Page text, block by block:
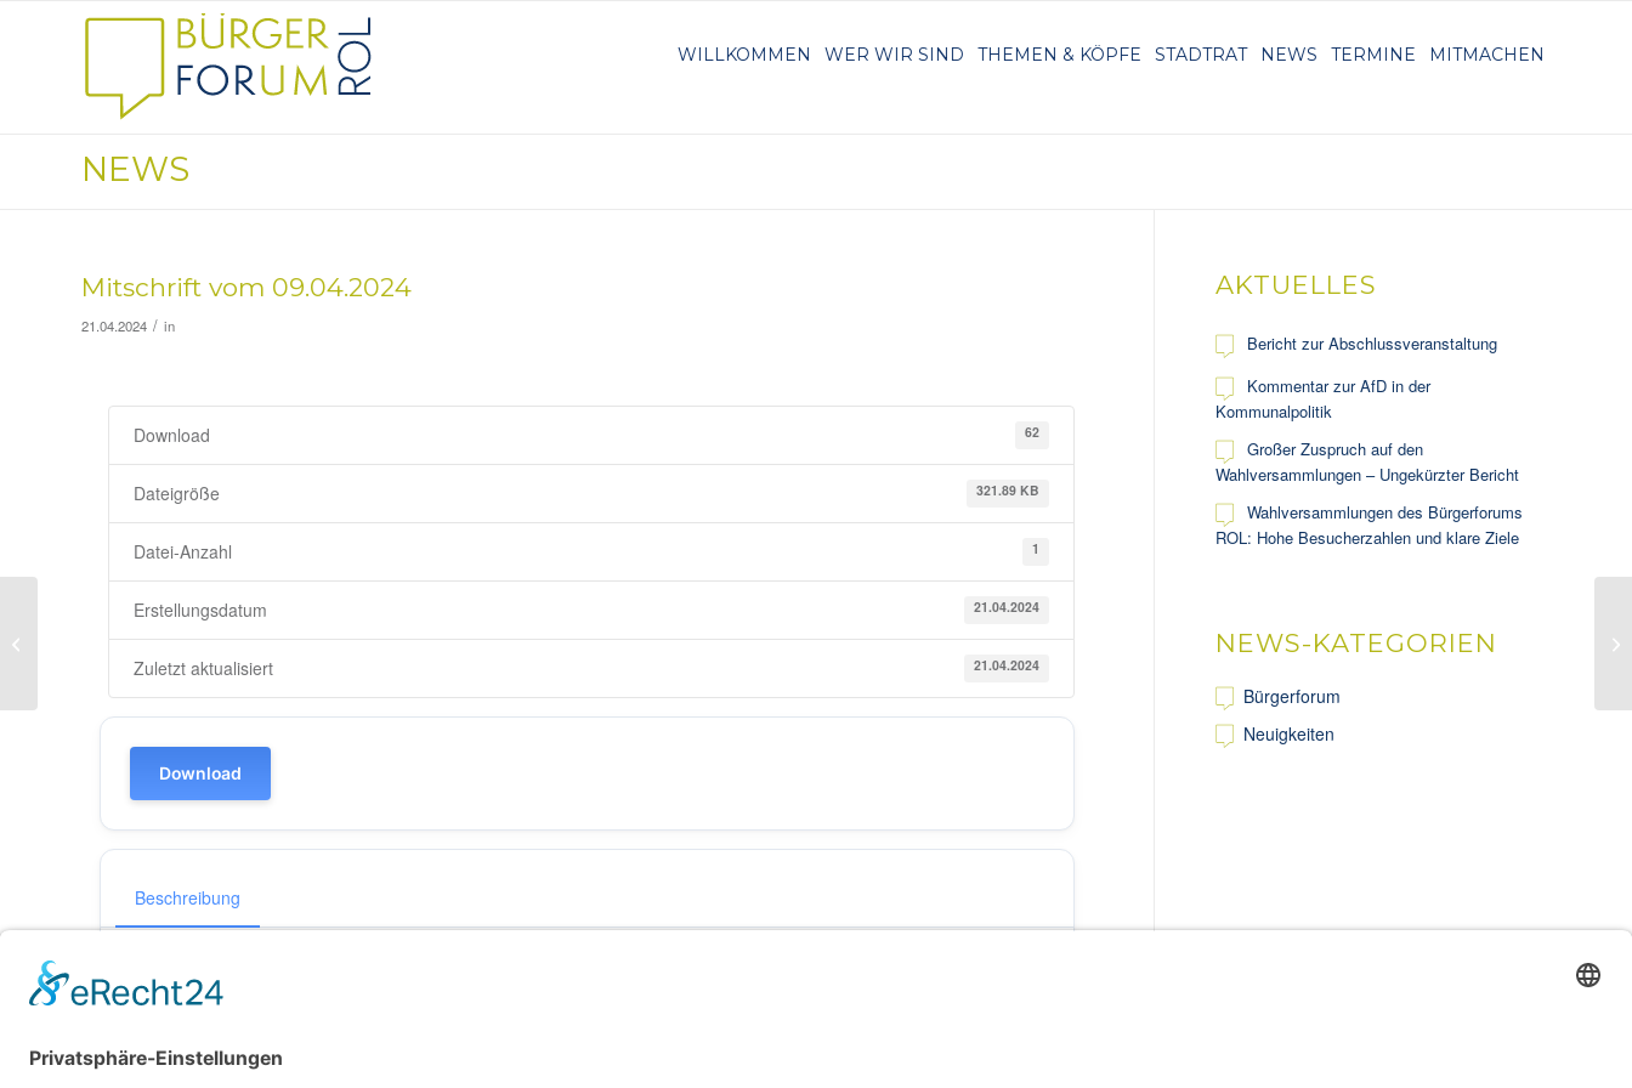
WILLKOMMEN WER WIR SIND THEMEN & KÖPFE STADTRAT NEWS TERMINE MITMACHEN
NEWS
Mitschrift vom 09.04.2024
21.04.2024 / in
Download 62
Dateigröße 321.89 KB
Datei-Anzahl 1
Erstellungsdatum 21.04.2024
Zuletzt aktualisiert 21.04.2024
Download
Beschreibung
AKTUELLES
Bericht zur Abschlussveranstaltung
Kommentar zur AfD in der
Kommunalpolitik
Großer Zuspruch auf den
Wahlversammlungen – Ungekürzter Bericht
Wahlversammlungen des Bürgerforums
ROL: Hohe Besucherzahlen und klare Ziele
NEWS-KATEGORIEN
Bürgerforum
Neuigkeiten
Mitschrift vom 26.03.2024